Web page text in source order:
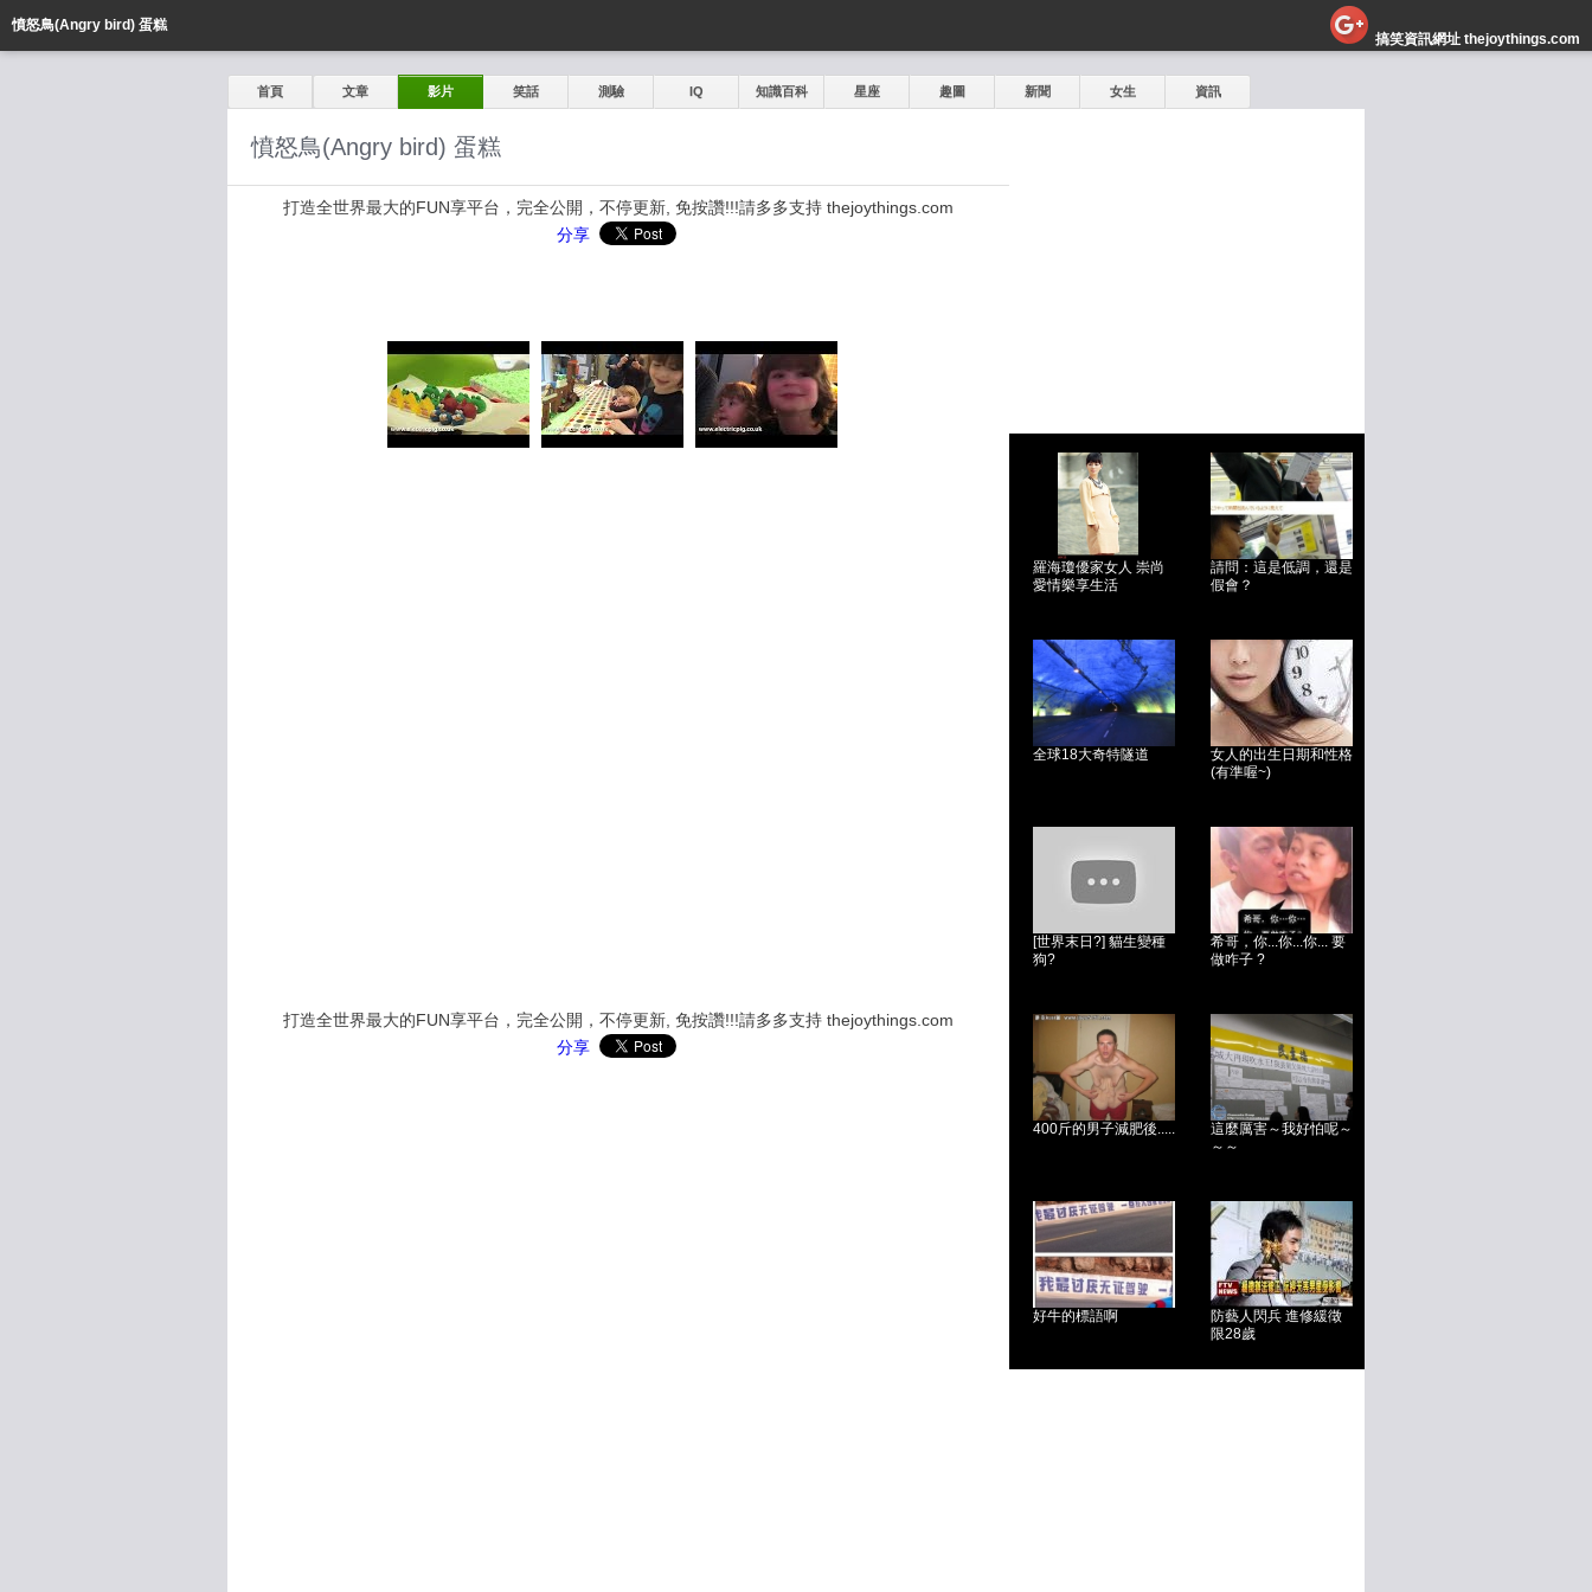
憤怒鳥(Angry bird) 蛋糕
搞笑資訊網址 thejoythings.com
首頁 文章 影片 笑話 測驗 IQ 知識百科 星座 趣圖 新聞 女生 資訊
羅海瓊優家女人 崇尚
愛情樂享生活
請問：這是低調，還是
假會？
全球18大奇特隧道
女人的出生日期和性格
(有準喔~)
[世界末日?] 貓生變種
狗?
希哥，你...你...你... 要
做咋子 ?
400斤的男子減肥後.....
這麼厲害～我好怕呢～
～～
好牛的標語啊
防藝人閃兵 進修緩徵
限28歲
憤怒鳥(Angry bird) 蛋糕
打造全世界最大的FUN享平台，完全公開，不停更新, 免按讚!!!請多多支持 thejoythings.com
分享
打造全世界最大的FUN享平台，完全公開，不停更新, 免按讚!!!請多多支持 thejoythings.com
分享